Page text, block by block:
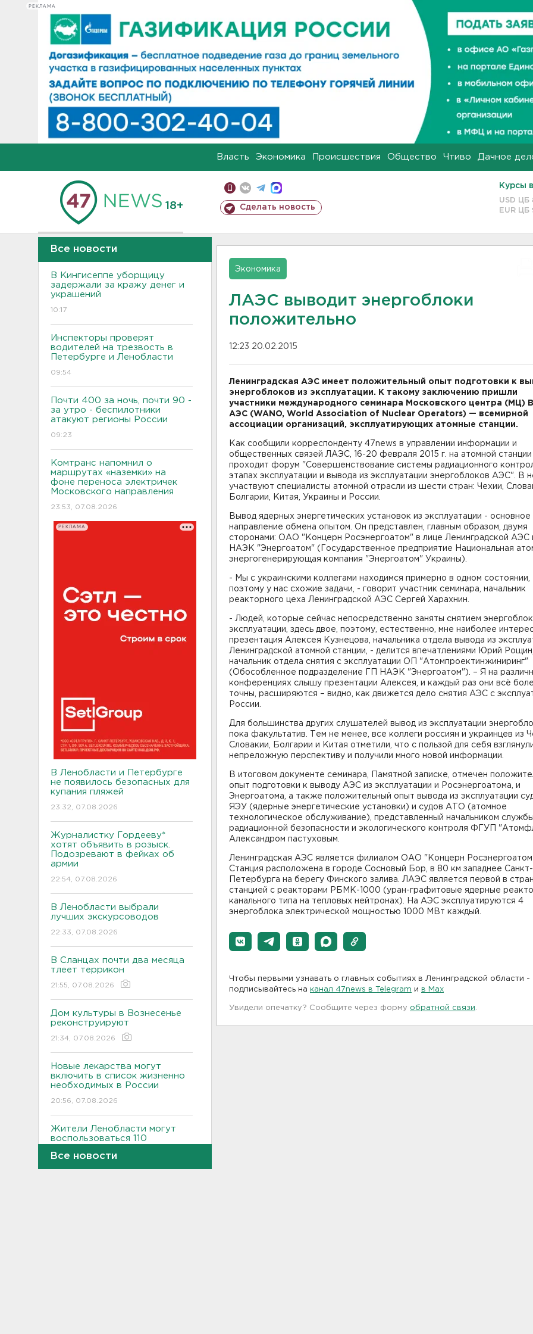
РЕКЛАМА
Власть Экономика Происшествия Общество Чтиво Дачное
18+ Сделать новость
Курсы
USD ЦБ
EUR ЦБ
Все новости
В Кингисеппе уборщицу
задержали за кражу денег и
украшений
10:17
Инспекторы проверят
водителей на трезвость в
Петербурге и Ленобласти
09:54
Почти 400 за ночь, почти 90 -
за утро - беспилотники
атакуют регионы России
09:23
Комтранс напомнил о
маршрутах «наземки» на
фоне переноса электричек
Московского направления
23:53, 07.08.2026
РЕКЛАМА
В Ленобласти и Петербурге
не появилось безопасных для
купания пляжей
23:32, 07.08.2026
Журналистку Гордееву*
хотят объявить в розыск.
Подозревают в фейках об
армии
22:54, 07.08.2026
В Ленобласти выбрали
лучших экскурсоводов
22:33, 07.08.2026
В Сланцах почти два месяца
тлеет террикон
21:55, 07.08.2026
Дом культуры в Вознесенье
реконструируют
21:34, 07.08.2026
Новые лекарства могут
включить в список жизненно
необходимых в России
20:56, 07.08.2026
Жители Ленобласти могут
воспользоваться 110
Все новости
Экономика
ЛАЭС выводит энергоблоки
положительно
12:23 20.02.2015
Ленинградская АЭС имеет положительный опыт подготовки к
энергоблоков из эксплуатации. К такому заключению пришли
участники международного семинара Московского центра (МЦ)
АЭС (WANO, World Association of Nuclear Operators) — всемирной
ассоциации организаций, эксплуатирующих атомные станции.
Как сообщили корреспонденту 47news в управлении информации и
общественных связей ЛАЭС, 16-20 февраля 2015 г. на атомной станции
проходит форум "Совершенствование системы радиационного
этапах эксплуатации и вывода из эксплуатации энергоблоков АЭС". В
участвуют специалисты атомной отрасли из шести стран: Чехии,
Болгарии, Китая, Украины и России.
Вывод ядерных энергетических установок из эксплуатации - основное
направление обмена опытом. Он представлен, главным образом, двумя
сторонами: ОАО "Концерн Росэнергоатом" в лице Ленинградской АЭС
НАЭК "Энергоатом" (Государственное предприятие Национальная
энергогенерирующая компания "Энергоатом" Украины).
- Мы с украинскими коллегами находимся примерно в одном состоянии,
поэтому у нас схожие задачи, - говорит участник семинара, начальник
реакторного цеха Ленинградской АЭС Сергей Харахнин.
- Людей, которые сейчас непосредственно заняты снятием
эксплуатации, здесь двое, поэтому, естественно, мне наиболее
презентация Алексея Кузнецова, начальника отдела вывода из
Ленинградской атомной станции, - делится впечатлениями Юрий Рощин,
начальник отдела снятия с эксплуатации ОП "Атомпроектинжиниринг"
(Обособленное подразделение ГП НАЭК "Энергоатом"). – Я на
конференциях слышу презентации Алексея, и каждый раз они всё
точны, расширяются – видно, как движется дело снятия АЭС с
России.
Для большинства других слушателей вывод из эксплуатации
пока факультатив. Тем не менее, все коллеги россиян и украинцев из
Словакии, Болгарии и Китая отметили, что с пользой для себя
непреложную перспективу и получили много новой информации.
В итоговом документе семинара, Памятной записке, отмечен
опыт подготовки к выводу АЭС из эксплуатации и Росэнергоатома, и
Энергоатома, а также положительный опыт вывода из эксплуатации
ЯЭУ (ядерные энергетические установки) и судов АТО (атомное
технологическое обслуживание), представленный начальником службы
радиационной безопасности и экологического контроля ФГУП
Александром пастуховым.
Ленинградская АЭС является филиалом ОАО "Концерн
Станция расположена в городе Сосновый Бор, в 80 км западнее Санкт-
Петербурга на берегу Финского залива. ЛАЭС является первой в
станцией с реакторами РБМК-1000 (уран-графитовые ядерные
канального типа на тепловых нейтронах). На АЭС эксплуатируются 4
энергоблока электрической мощностью 1000 МВт каждый.
Чтобы первыми узнавать о главных событиях в Ленинградской области -
подписывайтесь на канал 47news в Telegram и в Maх
Увидели опечатку? Сообщите через форму обратной связи